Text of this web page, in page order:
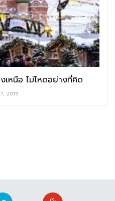
เหนือ ไม่โหดอย่างที่คิด
2019